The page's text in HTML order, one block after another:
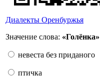
Диалекты Оренбуржья
Значение слова: «Голёнка»
невеста без приданого
птичка